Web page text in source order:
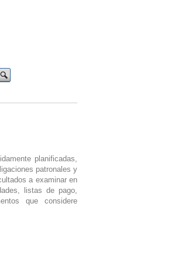
planificadas,
patronales y
a examinar en
listas de pago,
que considere